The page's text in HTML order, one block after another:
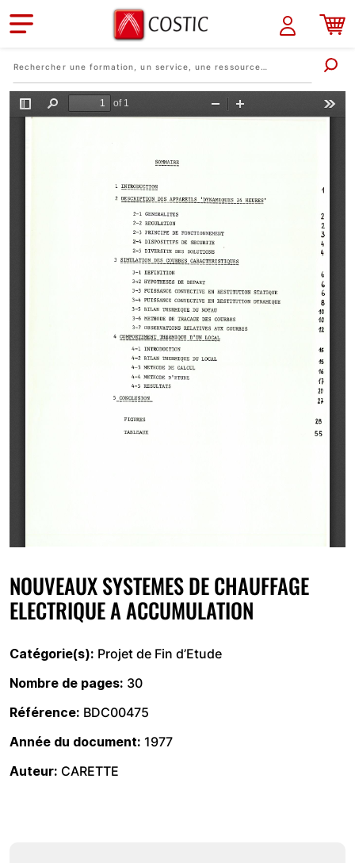
Aller au contenu principal
NOUVEAUX SYSTEMES DE CHAUFFAGE
ELECTRIQUE A ACCUMULATION
Catégorie(s) Projet de Fin d’Etude
Nombre de pages 30
Référence BDC00475
Année du document 1977
Auteur CARETTE